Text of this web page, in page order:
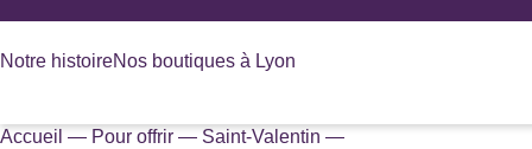
Notre histoireNos boutiques à Lyon
Accueil — Pour offrir — Saint-Valentin —